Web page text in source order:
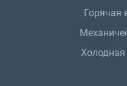
Горячая